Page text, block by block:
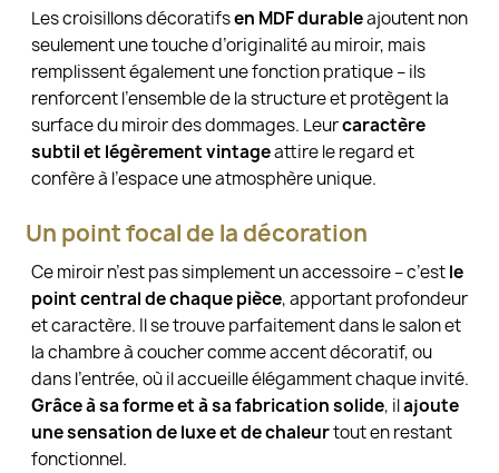
Les croisillons décoratifsen MDF durableajoutent non
seulement une touche d’originalité au miroir, mais
remplissent également une fonction pratique – ils
renforcent l’ensemble de la structure et protègent la
surface du miroir des dommages. Leurcaractère
subtil et légèrement vintageattire le regard et
confère à l’espace une atmosphère unique.
Un point focal de la décoration
Ce miroir n’est pas simplement un accessoire – c’estle
point central de chaque pièce, apportant profondeur
et caractère. Il se trouve parfaitement dans le salon et
la chambre à coucher comme accent décoratif, ou
dans l’entrée, où il accueille élégamment chaque invité.
Grâce à sa forme et à sa fabrication solide, ilajoute
une sensation de luxe et de chaleurtout en restant
fonctionnel.